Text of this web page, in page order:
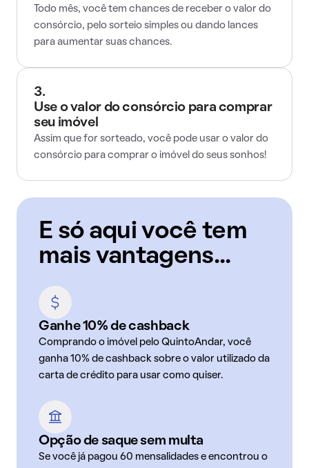
Todo mês, você tem chances de receber o valor do
consórcio, pelo sorteio simples ou dando lances
para aumentar suas chances.
3.
Use o valor do consórcio para comprar
seu imóvel
Assim que for sorteado, você pode usar o valor do
consórcio para comprar o imóvel do seus sonhos!
E só aqui você tem
mais vantagens...
Ganhe 10% de cashback
Comprando o imóvel pelo QuintoAndar, você
ganha 10% de cashback sobre o valor utilizado da
carta de crédito para usar como quiser.
Opção de saque sem multa
Se você já pagou 60 mensalidades e encontrou o